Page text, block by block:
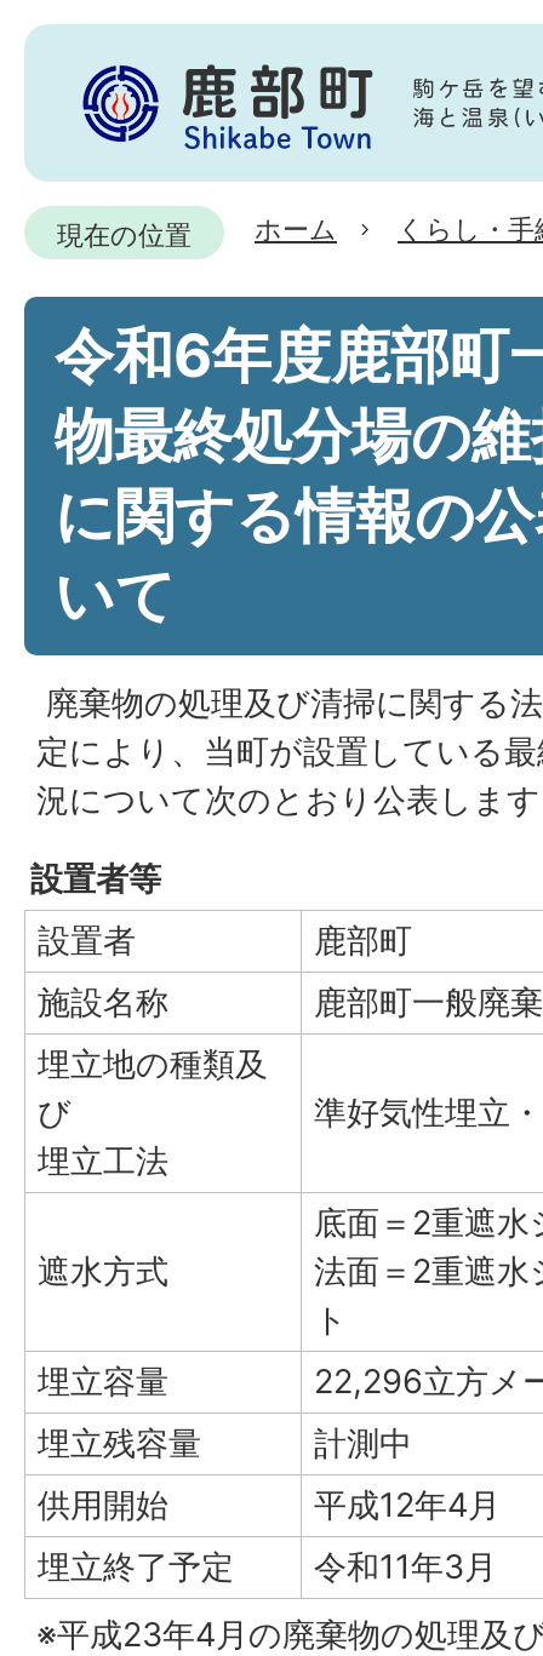
現在の位置 ホーム くらし・手
令和6年度鹿部町
物最終処分場の
に関する情報の
いて
廃棄物の処理及び清掃に関する
定により、当町が設置している
況について次のとおり公表しま
設置者等
設置者
鹿部町
施設名称
鹿部町一般廃
埋立地の種類及
び
埋立工法
準好気性埋立
遮水方式
底面＝2重遮
法面＝2重遮
ト
埋立容量
22,296立方メ
埋立残容量
計測中
供用開始
平成12年4月
埋立終了予定
令和11年3月
※平成23年4月の廃棄物の処理及